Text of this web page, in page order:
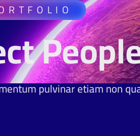
pulvinar etiam non